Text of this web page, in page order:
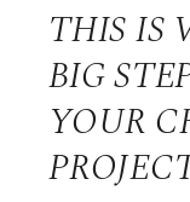
THIS IS
BIG
YOUR